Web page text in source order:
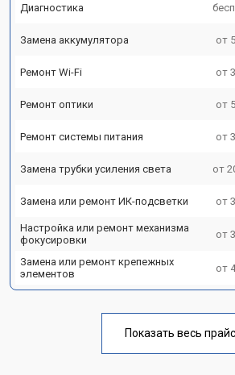
Диагностика
Замена аккумулятора от
Ремонт Wi-Fi от
Ремонт оптики от
Ремонт системы питания от
Замена трубки усиления света от
Замена или ремонт ИК-подсветки от
Настройка или ремонт механизма
фокусировки
от
Замена или ремонт крепежных
элементов
от
Показать весь прайс